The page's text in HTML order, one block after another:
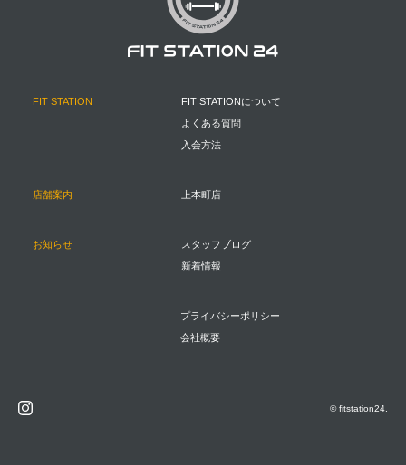
FIT STATION
FIT STATIONについて
よくある質問
入会方法
店舗案内 上本町店
お知らせ
スタッフブログ
新着情報
プライバシーポリシー
会社概要
© fitstation24.